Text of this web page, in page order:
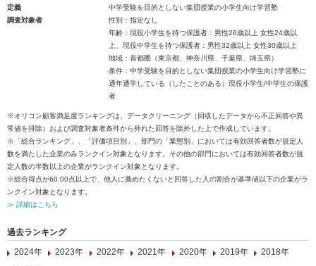
定義
中学受験を目的としない集団授業の小学生向け学習塾
調査対象者
性別：指定なし
年齢：現役小学生を持つ保護者：男性26歳以上 女性24歳以
上、現役中学生を持つ保護者：男性32歳以上 女性30歳以上
地域：首都圏（東京都、神奈川県、千葉県、埼玉県）
条件：中学受験を目的としない集団授業の小学生向け学習塾に
通年通学している（したことのある）現役小学生/中学生の保護
者
※オリコン顧客満足度ランキングは、データクリーニング（回収したデータから不正回答や異
常値を排除）および調査対象者条件から外れた回答を除外した上で作成しています。
※「総合ランキング」、「評価項目別」、部門の「業態別」においては有効回答者数が規定人
数を満たした企業のみランクイン対象となります。その他の部門においては有効回答者数が規
定人数の半数以上の企業がランクイン対象となります。
※総合得点が60.00点以上で、他人に薦めたくないと回答した人の割合が基準値以下の企業がラ
ンクイン対象となります。
≫ 詳細はこちら
過去ランキング
2024年
2023年 2022年 2021年 2020年 2019年
2018年